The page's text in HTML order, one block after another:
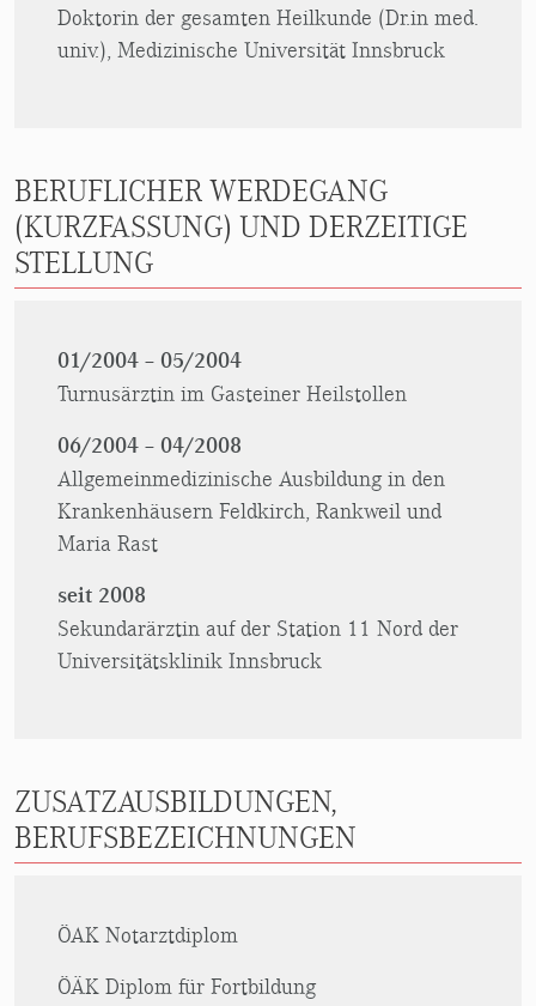
Doktorin der gesamten Heilkunde (Dr.in med.
univ.), Medizinische Universität Innsbruck
BERUFLICHER WERDEGANG
(KURZFASSUNG) UND DERZEITIGE
STELLUNG
01/2004 – 05/2004
Turnusärztin im Gasteiner Heilstollen
06/2004 – 04/2008
Allgemeinmedizinische Ausbildung in den
Krankenhäusern Feldkirch, Rankweil und
Maria Rast
seit 2008
Sekundarärztin auf der Station 11 Nord der
Universitätsklinik Innsbruck
ZUSATZAUSBILDUNGEN,
BERUFSBEZEICHNUNGEN
ÖAK Notarztdiplom
ÖÄK Diplom für Fortbildung